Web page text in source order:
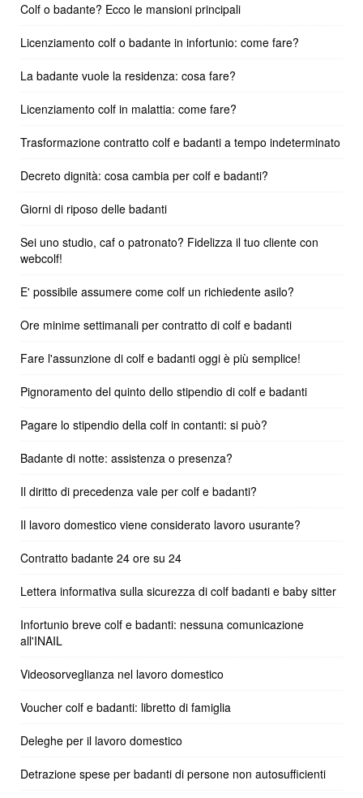
Colf o badante? Ecco le mansioni principali
Licenziamento colf o badante in infortunio: come fare?
La badante vuole la residenza: cosa fare?
Licenziamento colf in malattia: come fare?
Trasformazione contratto colf e badanti a tempo indeterminato
Decreto dignità: cosa cambia per colf e badanti?
Giorni di riposo delle badanti
Sei uno studio, caf o patronato? Fidelizza il tuo cliente con
webcolf!
E' possibile assumere come colf un richiedente asilo?
Ore minime settimanali per contratto di colf e badanti
Fare l'assunzione di colf e badanti oggi è più semplice!
Pignoramento del quinto dello stipendio di colf e badanti
Pagare lo stipendio della colf in contanti: si può?
Badante di notte: assistenza o presenza?
Il diritto di precedenza vale per colf e badanti?
Il lavoro domestico viene considerato lavoro usurante?
Contratto badante 24 ore su 24
Lettera informativa sulla sicurezza di colf badanti e baby sitter
Infortunio breve colf e badanti: nessuna comunicazione
all'INAIL
Videosorveglianza nel lavoro domestico
Voucher colf e badanti: libretto di famiglia
Deleghe per il lavoro domestico
Detrazione spese per badanti di persone non autosufficienti